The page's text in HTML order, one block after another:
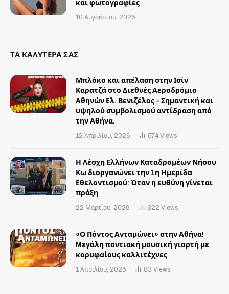
και φωτογραφίες
10 Αυγούστου, 2026
ΤΑ ΚΑΛΥΤΕΡΑ ΣΑΣ
Μπλόκο και απέλαση στην Ισίν
Καρατζά στο Διεθνές Αεροδρόμιο
Αθηνών Ελ. Βενιζέλος – Σημαντική και
υψηλού συμβολισμού αντίδραση από
την Αθήνα.
12 Απριλίου, 2026 574 Views
Η Λέσχη Ελλήνων Καταδρομέων Νήσου
Κω διοργανώνει την 1η Ημερίδα
Εθελοντισμού: Όταν η ευθύνη γίνεται
πράξη
22 Μαρτίου, 2026 322 Views
«Ο Πόντος Ανταμώνει» στην Αθήνα!
Mεγάλη ποντιακή μουσική γιορτή με
κορυφαίους καλλιτέχνες
1 Απριλίου, 2026 83 Views